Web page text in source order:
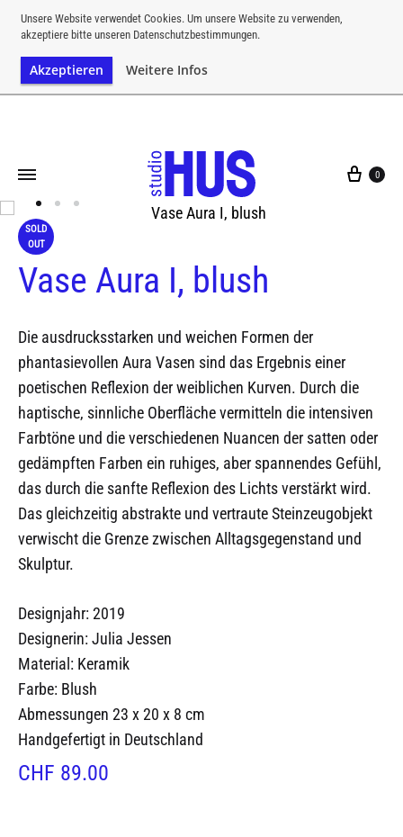
Unsere Website verwendet Cookies. Um unsere Website zu verwenden,
akzeptiere bitte unseren Datenschutzbestimmungen.
Akzeptieren Weitere Infos
Kostenloser Versand ab einem Bestellwert von CHF 200
0
SOLD
OUT
Vase Aura I, blush
Die ausdrucksstarken und weichen Formen der
phantasievollen Aura Vasen sind das Ergebnis einer
poetischen Reflexion der weiblichen Kurven. Durch die
haptische, sinnliche Oberfläche vermitteln die intensiven
Farbtöne und die verschiedenen Nuancen der satten oder
gedämpften Farben ein ruhiges, aber spannendes Gefühl,
das durch die sanfte Reflexion des Lichts verstärkt wird.
Das gleichzeitig abstrakte und vertraute Steinzeugobjekt
verwischt die Grenze zwischen Alltagsgegenstand und
Skulptur.
Designjahr: 2019
Designerin: Julia Jessen
Material: Keramik
Farbe: Blush
Abmessungen 23 x 20 x 8 cm
Handgefertigt in Deutschland
CHF 89.00